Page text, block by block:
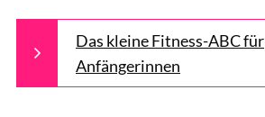
Das kleine Fitness-ABC für
Anfängerinnen